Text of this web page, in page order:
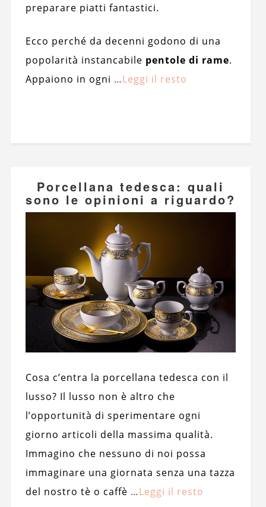
preparare piatti fantastici.
Ecco perché da decenni godono di una
popolarità instancabile pentole di rame.
Appaiono in ogni …Leggi il resto
Porcellana tedesca: quali
sono le opinioni a riguardo?
Cosa c’entra la porcellana tedesca con il
lusso? Il lusso non è altro che
l’opportunità di sperimentare ogni
giorno articoli della massima qualità.
Immagino che nessuno di noi possa
immaginare una giornata senza una tazza
del nostro tè o caffè …Leggi il resto